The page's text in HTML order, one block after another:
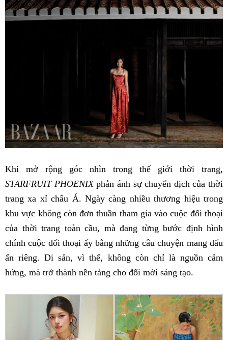
Khi mở rộng góc nhìn trong thế giới thời trang,
STARFRUIT PHOENIXphản ánh sự chuyển dịch của thời
trang xa xỉ châu Á. Ngày càng nhiều thương hiệu trong
khu vực không còn đơn thuần tham gia vào cuộc đối thoại
của thời trang toàn cầu, mà đang từng bước định hình
chính cuộc đối thoại ấy bằng những câu chuyện mang dấu
ấn riêng. Di sản, vì thế, không còn chỉ là nguồn cảm
hứng, mà trở thành nền tảng cho đổi mới sáng tạo.